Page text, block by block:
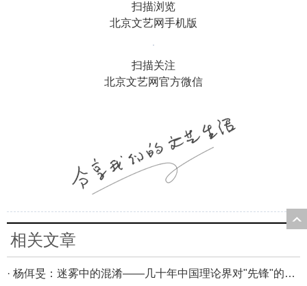
扫描浏览
北京文艺网手机版
扫描关注
北京文艺网官方微信
相关文章
· 杨佴旻：迷雾中的混淆——几十年中国理论界对"先锋"的误读，对创作的误导